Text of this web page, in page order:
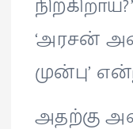
‘அரசன்
முன்பு’
அதற்கு